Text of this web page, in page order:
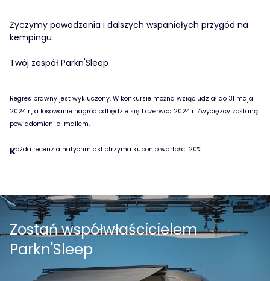
Życzymy powodzenia i dalszych wspaniałych przygód na
kempingu
Twój zespół Parkn'Sleep
Regres prawny jest wykluczony. W konkursie można wziąć udział do 31 maja
2024 r., a losowanie nagród odbędzie się 1 czerwca 2024 r. Zwycięzcy zostaną
powiadomieni e-mailem.
Każda recenzja natychmiast otrzyma kupon o wartości 20%.
Zostań współwłaścicielem
Parkn'Sleep